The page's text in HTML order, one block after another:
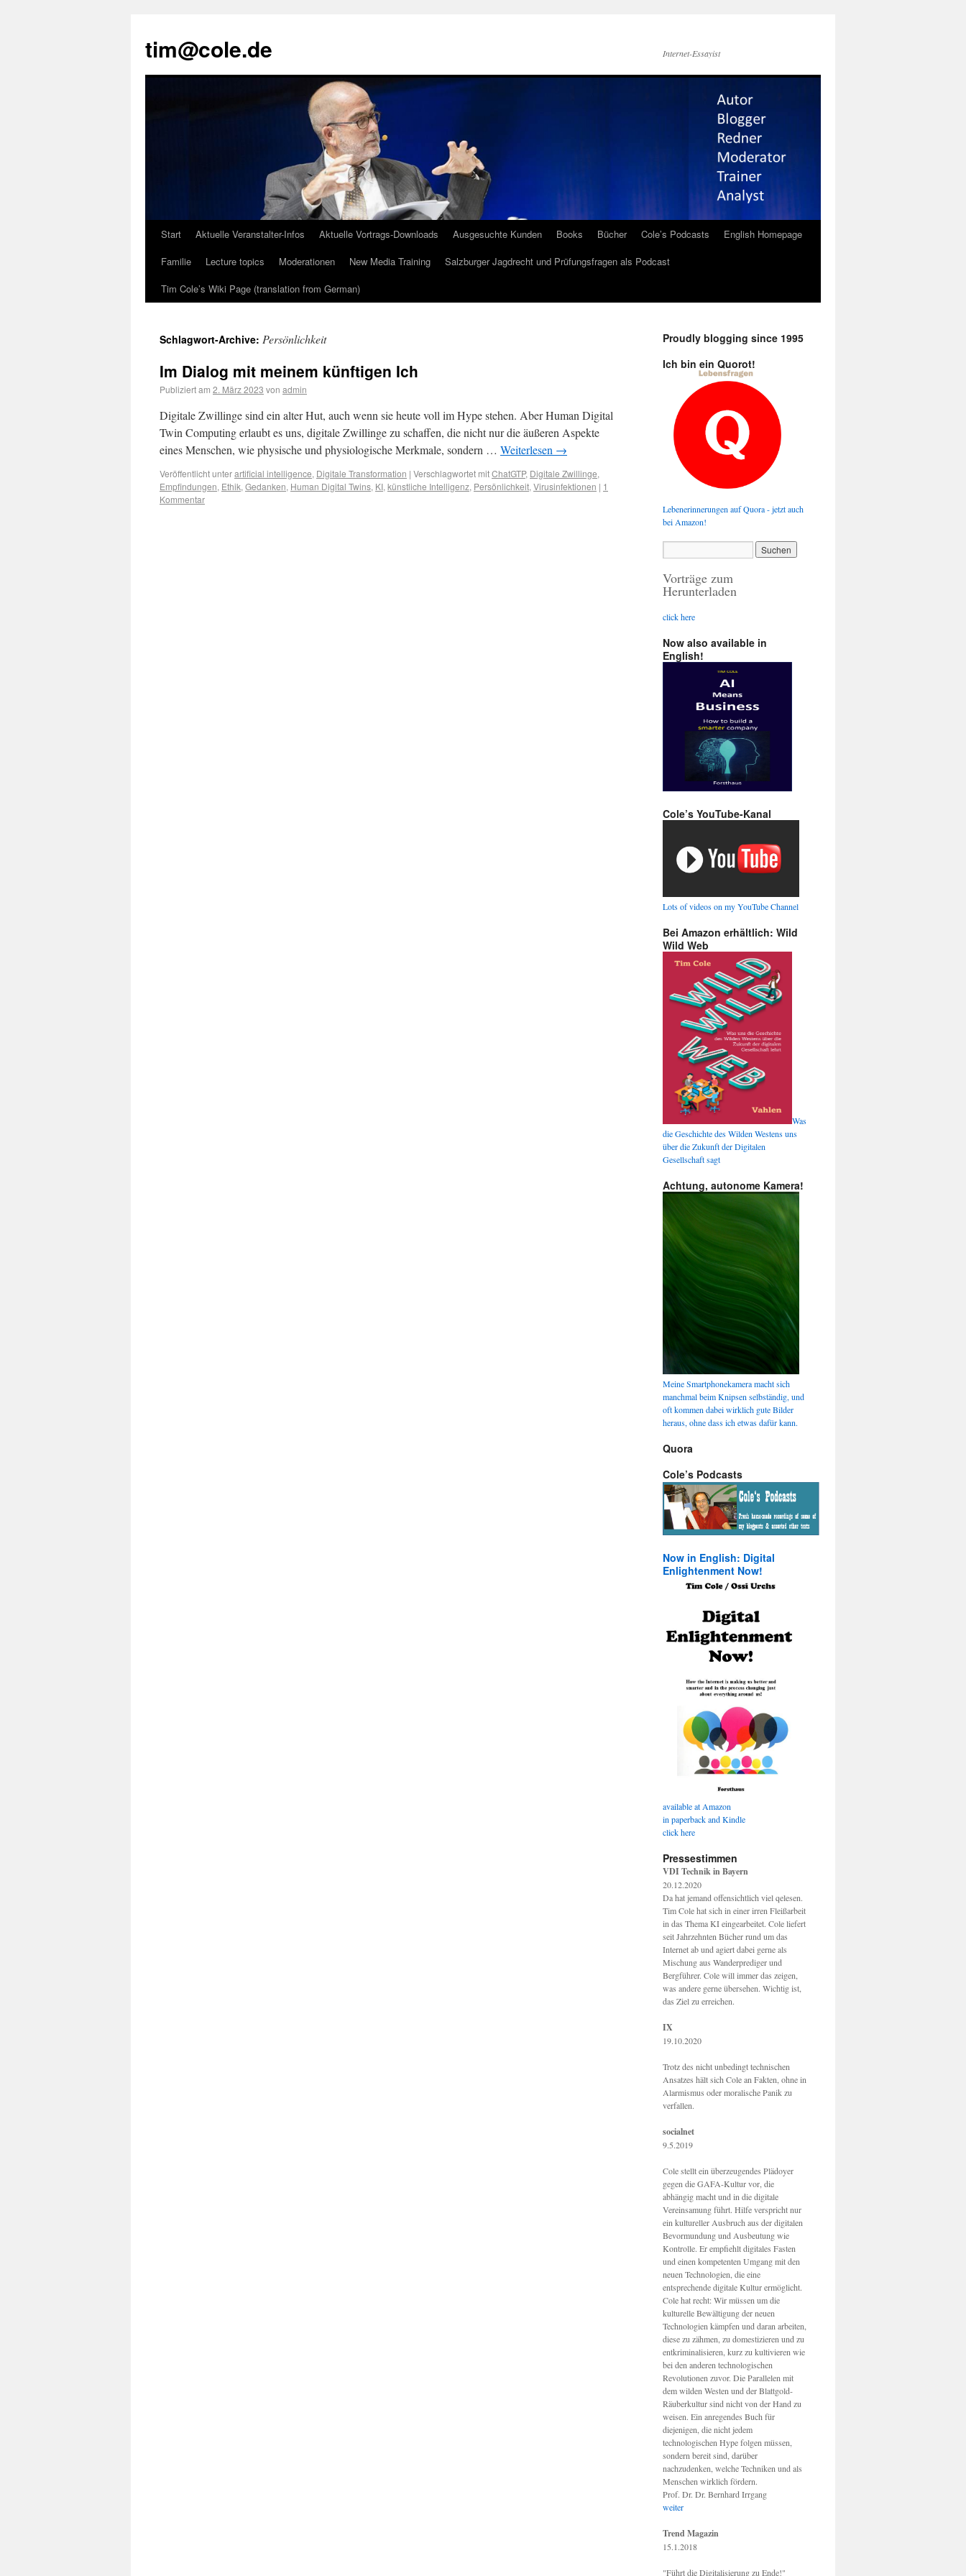
tim@cole.de Internet-Essayist
Start Aktuelle Veranstalter-Infos Aktuelle Vortrags-Downloads Ausgesuchte Kunden Books Bücher Cole’s Podcasts
English Homepage
Familie
Lecture topics Moderationen New Media Training
Salzburger Jagdrecht und Prüfungsfragen als Podcast
Tim Cole’s Wiki Page (translation from German)
Schlagwort-Archive: Persönlichkeit
Im Dialog mit meinem künftigen Ich
Publiziert am 2. März 2023 von admin
Digitale Zwillinge sind ein alter Hut, auch wenn sie heute voll im Hype stehen. Aber Human Digital
Twin Computing erlaubt es uns, digitale Zwillinge zu schaffen, die nicht nur die äußeren Aspekte
eines Menschen, wie physische und physiologische Merkmale, sondern … Weiterlesen →
Veröffentlicht unterartificial intelligence, Digitale Transformation | Verschlagwortet mitChatGTP, Digitale Zwillinge,
Empfindungen, Ethik, Gedanken, Human Digital Twins, KI, künstliche Intelligenz, Persönlichkeit, Virusinfektionen | 1
Kommentar
Proudly blogging since 1995
Ich bin ein Quorot!
Lebenerinnerungen auf Quora - jetzt auch
bei Amazon!
Vorträge zum
Herunterladen
click here
Now also available in
English!
Cole’s YouTube-Kanal
Lots of videos on my YouTube Channel
Bei Amazon erhältlich: Wild
Wild Web
Was
die Geschichte des Wilden Westens uns
über die Zukunft der Digitalen
Gesellschaft sagt
Achtung, autonome Kamera!
Meine Smartphonekamera macht sich
manchmal beim Knipsen selbständig, und
oft kommen dabei wirklich gute Bilder
heraus, ohne dass ich etwas dafür kann.
Quora
Cole’s Podcasts
Now in English: Digital
Enlightenment Now!
available at Amazon
in paperback and Kindle
click here
Pressestimmen
VDI Technik in Bayern
20.12.2020
Da hat jemand offensichtlich viel qelesen.
Tim Cole hat sich in einer irren Fleißarbeit
in das Thema KI eingearbeitet. Cole liefert
seit Jahrzehnten Bücher rund um das
Internet ab und agiert dabei gerne als
Mischung aus Wanderprediger und
Bergführer. Cole will immer das zeigen,
was andere gerne übersehen. Wichtig ist,
das Ziel zu erreichen.
IX
19.10.2020
Trotz des nicht unbedingt technischen
Ansatzes hält sich Cole an Fakten, ohne in
Alarmismus oder moralische Panik zu
verfallen.
socialnet
9.5.2019
Cole stellt ein überzeugendes Plädoyer
gegen die GAFA-Kultur vor, die
abhängig macht und in die digitale
Vereinsamung führt. Hilfe verspricht nur
ein kultureller Ausbruch aus der digitalen
Bevormundung und Ausbeutung wie
Kontrolle. Er empfiehlt digitales Fasten
und einen kompetenten Umgang mit den
neuen Technologien, die eine
entsprechende digitale Kultur ermöglicht.
Cole hat recht: Wir müssen um die
kulturelle Bewältigung der neuen
Technologien kämpfen und daran arbeiten,
diese zu zähmen, zu domestizieren und zu
entkriminalisieren, kurz zu kultivieren wie
bei den anderen technologischen
Revolutionen zuvor. Die Parallelen mit
dem wilden Westen und der Blattgold-
Räuberkultur sind nicht von der Hand zu
weisen. Ein anregendes Buch für
diejenigen, die nicht jedem
technologischen Hype folgen müssen,
sondern bereit sind, darüber
nachzudenken, welche Techniken und als
Menschen wirklich fördern.
Prof. Dr. Dr. Bernhard Irrgang
weiter
Trend Magazin
15.1.2018
"Führt die Digitalisierung zu Ende!"